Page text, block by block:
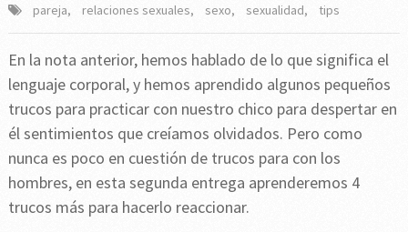
pareja, relaciones sexuales, sexo, sexualidad, tips
En la nota anterior, hemos hablado de lo que significa el
lenguaje corporal, y hemos aprendido algunos pequeños
trucos para practicar con nuestro chico para despertar en
él sentimientos que creíamos olvidados. Pero como
nunca es poco en cuestión de trucos para con los
hombres, en esta segunda entrega aprenderemos 4
trucos más para hacerlo reaccionar.